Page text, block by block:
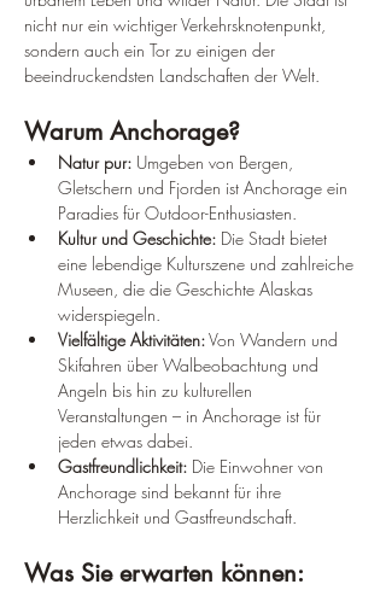
nicht nur ein wichtiger Verkehrsknotenpunkt,
sondern auch ein Tor zu einigen der
beeindruckendsten Landschaften der Welt.
Warum Anchorage?
Natur pur: Umgeben von Bergen,
Gletschern und Fjorden ist Anchorage ein
Paradies für Outdoor-Enthusiasten.
Kultur und Geschichte: Die Stadt bietet
eine lebendige Kulturszene und zahlreiche
Museen, die die Geschichte Alaskas
widerspiegeln.
Vielfältige Aktivitäten: Von Wandern und
Skifahren über Walbeobachtung und
Angeln bis hin zu kulturellen
Veranstaltungen – in Anchorage ist für
jeden etwas dabei.
Gastfreundlichkeit: Die Einwohner von
Anchorage sind bekannt für ihre
Herzlichkeit und Gastfreundschaft.
Was Sie erwarten können: